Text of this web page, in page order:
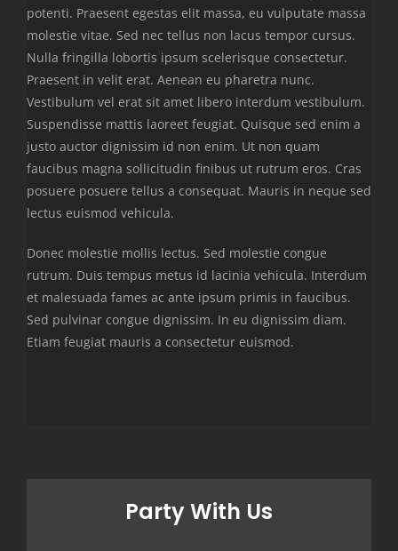
potenti. Praesent egestas elit massa, eu vulputate massa
molestie vitae. Sed nec tellus non lacus tempor cursus.
Nulla fringilla lobortis ipsum scelerisque consectetur.
Praesent in velit erat. Aenean eu pharetra nunc.
Vestibulum vel erat sit amet libero interdum vestibulum.
Suspendisse mattis laoreet feugiat. Quisque sed enim a
justo auctor dignissim id non enim. Ut non quam
faucibus magna sollicitudin finibus ut rutrum eros. Cras
posuere posuere tellus a consequat. Mauris in neque sed
lectus euismod vehicula.
Donec molestie mollis lectus. Sed molestie congue
rutrum. Duis tempus metus id lacinia vehicula. Interdum
et malesuada fames ac ante ipsum primis in faucibus.
Sed pulvinar congue dignissim. In eu dignissim diam.
Etiam feugiat mauris a consectetur euismod.
Party With Us